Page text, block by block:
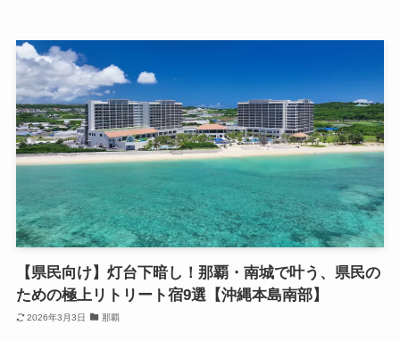
【県民向け】灯台下暗し！那覇・南城で叶う、県民の
ための極上リトリート宿9選【沖縄本島南部】
2026年3月3日 那覇